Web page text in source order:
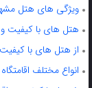
ویژگی های هتل
هتل های با کیفیت و
از هتل های با
انواع مختلف